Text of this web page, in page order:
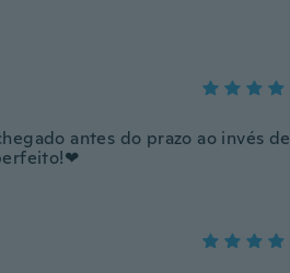
antes do prazo ao invés de